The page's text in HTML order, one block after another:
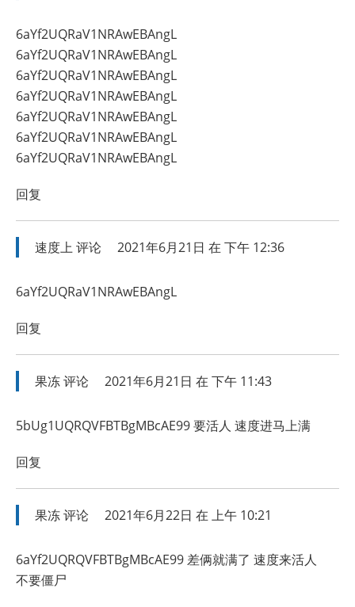
6aYf2UQRaV1NRAwEBAngL
6aYf2UQRaV1NRAwEBAngL
6aYf2UQRaV1NRAwEBAngL
6aYf2UQRaV1NRAwEBAngL
6aYf2UQRaV1NRAwEBAngL
6aYf2UQRaV1NRAwEBAngL
6aYf2UQRaV1NRAwEBAngL
回复
速度上 评论 2021年6月21日 在 下午 12:36
6aYf2UQRaV1NRAwEBAngL
回复
果冻评论 2021年6月21日 在 下午 11:43
5bUg1UQRQVFBTBgMBcAE99 要活人 速度进马上满
回复
果冻评论 2021年6月22日 在 上午 10:21
6aYf2UQRQVFBTBgMBcAE99 差俩就满了 速度来活人
不要僵尸